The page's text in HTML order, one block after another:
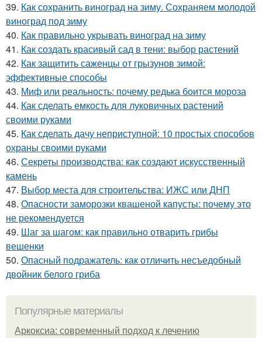
39. Как сохранить виноград на зиму. Сохраняем молодой
виноград под зиму
40. Как правильно укрывать виноград на зиму
41. Как создать красивый сад в тени: выбор растений
42. Как защитить саженцы от грызунов зимой:
эффективные способы
43. Миф или реальность: почему редька боится мороза
44. Как сделать емкость для луковичных растений
своими руками
45. Как сделать дачу неприступной: 10 простых способов
охраны своими руками
46. Секреты производства: как создают искусственный
камень
47. Выбор места для строительства: ИЖС или ДНП
48. Опасности заморозки квашеной капусты: почему это
не рекомендуется
49. Шаг за шагом: как правильно отварить грибы
вешенки
50. Опасный подражатель: как отличить несъедобный
двойник белого гриба
Популярные материалы
Аркоксиа: современный подход к лечению